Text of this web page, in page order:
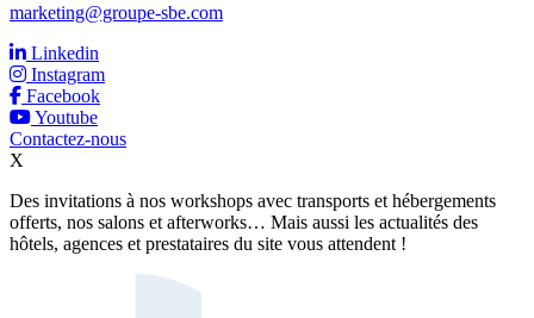
marketing@groupe-sbe.com
Linkedin
Instagram
Facebook
Youtube
Contactez-nous
X
Des invitations à nos workshops avec transports et hébergements
offerts, nos salons et afterworks… Mais aussi les actualités des
hôtels, agences et prestataires du site vous attendent !